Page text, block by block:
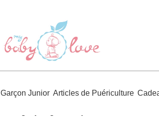
Garçon Junior Articles de Puériculture